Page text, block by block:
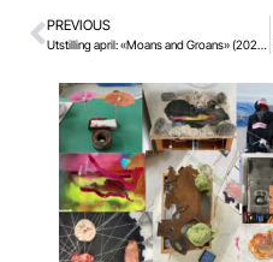
PREVIOUS
Utstilling april: «Moans and Groans» (2025) av Mads Kjeldgaard